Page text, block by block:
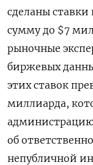
сделаны
сумму до $7
рыночные
биржевых
этих ставок
миллиарда,
об
непубличной